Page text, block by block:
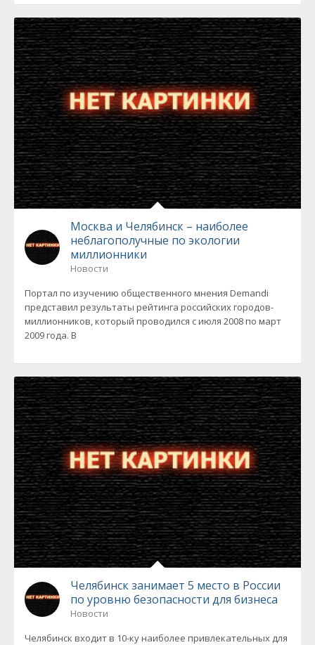
Москва и Челябинск – наиболее
неблагополучные по экологии
миллионники
Новости
Портал по изучению общественного мнения Demandi
представил результаты рейтинга российских городов-
миллионников, который проводился с июля 2008 по март
2009 года. В
Челябинск занимает 5 место в России
по уровню безопасности для бизнеса
Новости
Челябинск входит в 10-ку наиболее привлекательных для